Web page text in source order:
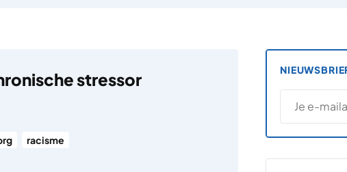
stressor
racisme
E-MAILADRES
*